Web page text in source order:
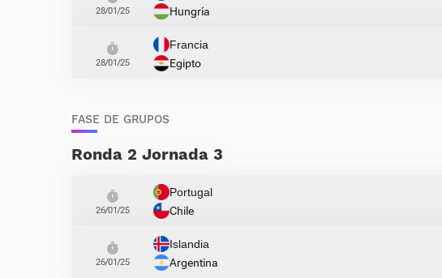
28/01/25
Hungría
28/01/25
Francia
Egipto
FASE DE GRUPOS
Ronda 2 Jornada 3
26/01/25
Portugal
Chile
26/01/25
Islandia
Argentina